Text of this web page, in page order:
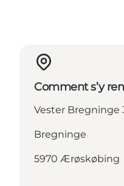
Comment s’y
Vester Bregninge
Bregninge
5970 Ærøskøbing